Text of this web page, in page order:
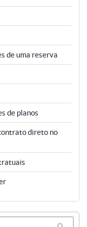
de uma reserva
de planos
direto no